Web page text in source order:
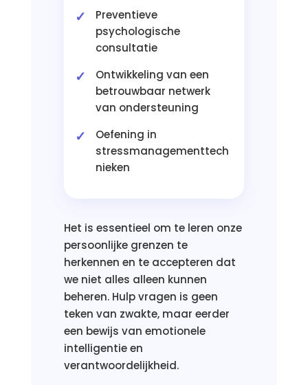
Preventieve
psychologische
consultatie
Ontwikkeling van een
betrouwbaar netwerk
van ondersteuning
Oefening in
stressmanagementtech
nieken
Het is essentieel om te leren onze
persoonlijke grenzen te
herkennen en te accepteren dat
we niet alles alleen kunnen
beheren. Hulp vragen is geen
teken van zwakte, maar eerder
een bewijs van emotionele
intelligentie en
verantwoordelijkheid.